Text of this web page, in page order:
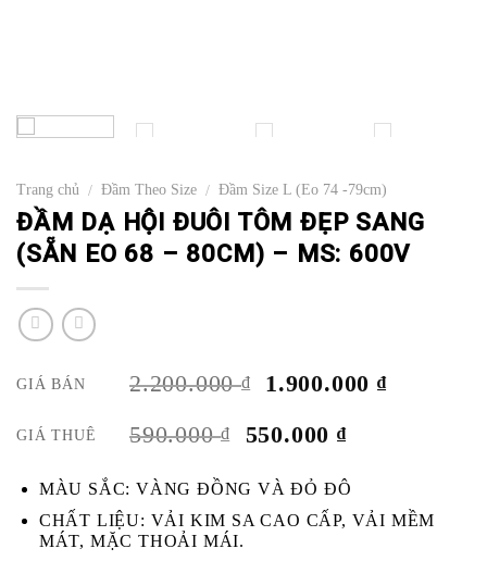
Trang chủ / Đầm Theo Size / Đầm Size L (Eo 74 -79cm)
ĐẦM DẠ HỘI ĐUÔI TÔM ĐẸP SANG
(SẴN EO 68 – 80CM) – MS: 600V
GIÁ BÁN 2.200.000₫
GIÁ
LÀ:
2.200.000 ₫.
1.900.000₫GIÁ
GIÁ THUÊ 590.000₫
GIÁ
LÀ:
590.000 ₫.
550.000 ₫GIÁ
TẠI
LÀ:
550.000 ₫.
MÀU SẮC: VÀNG ĐỒNG VÀ ĐỎ ĐÔ
CHẤT LIỆU: VẢI KIM SA CAO CẤP, VẢI MỀM
MÁT, MẶC THOẢI MÁI.